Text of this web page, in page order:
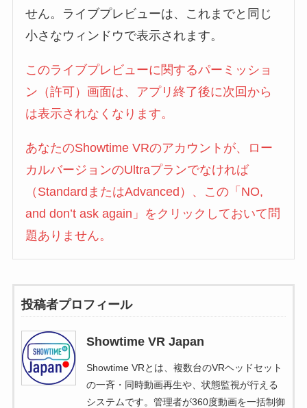
せん。ライブプレビューは、これまでと同じ
小さなウィンドウで表示されます。
このライブプレビューに関するパーミッショ
ン（許可）画面は、アプリ終了後に次回から
は表示されなくなります。
あなたのShowtime VRのアカウントが、ロー
カルバージョンのUltraプランでなければ
（StandardまたはAdvanced）、この「NO,
and don’t ask again」をクリックしておいて問
題ありません。
投稿者プロフィール
Showtime VR Japan
Showtime VRとは、複数台のVRヘッドセット
の一斉・同時動画再生や、状態監視が行える
システムです。管理者が360度動画を一括制御